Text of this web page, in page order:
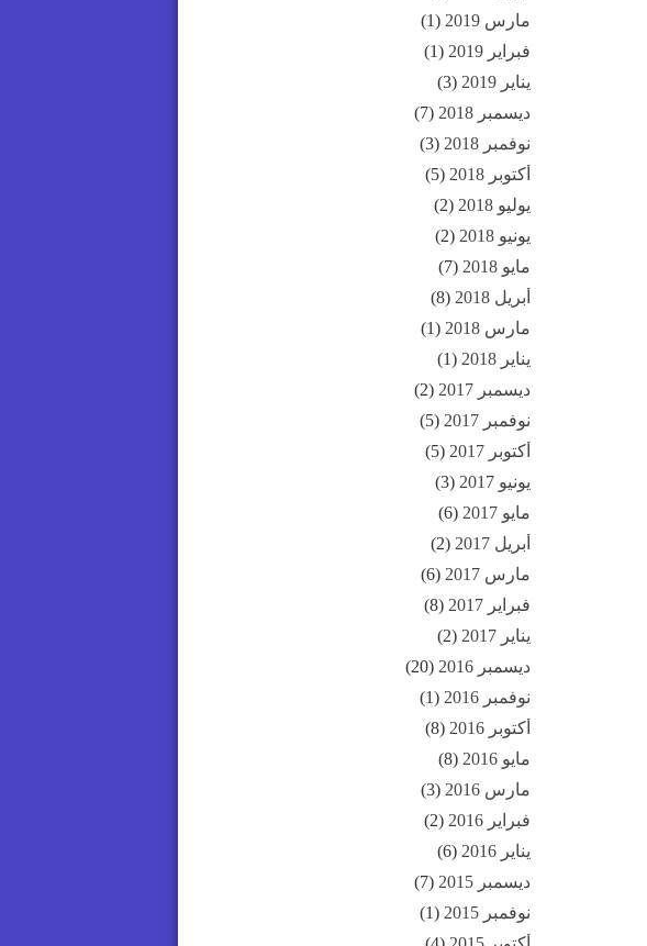
مارس 2019
(1)
فبراير 2019
(1)
يناير 2019
(3)
ديسمبر 2018
(7)
نوفمبر 2018
(3)
أكتوبر 2018
(5)
يوليو 2018
(2)
يونيو 2018
(2)
مايو 2018
(7)
أبريل 2018
(8)
مارس 2018
(1)
يناير 2018
(1)
ديسمبر 2017
(2)
نوفمبر 2017
(5)
أكتوبر 2017
(5)
يونيو 2017
(3)
مايو 2017
(6)
أبريل 2017
(2)
مارس 2017
(6)
فبراير 2017
(8)
يناير 2017
(2)
ديسمبر 2016
(20)
نوفمبر 2016
(1)
أكتوبر 2016
(8)
مايو 2016
(8)
مارس 2016
(3)
فبراير 2016
(2)
يناير 2016
(6)
ديسمبر 2015
(7)
نوفمبر 2015
(1)